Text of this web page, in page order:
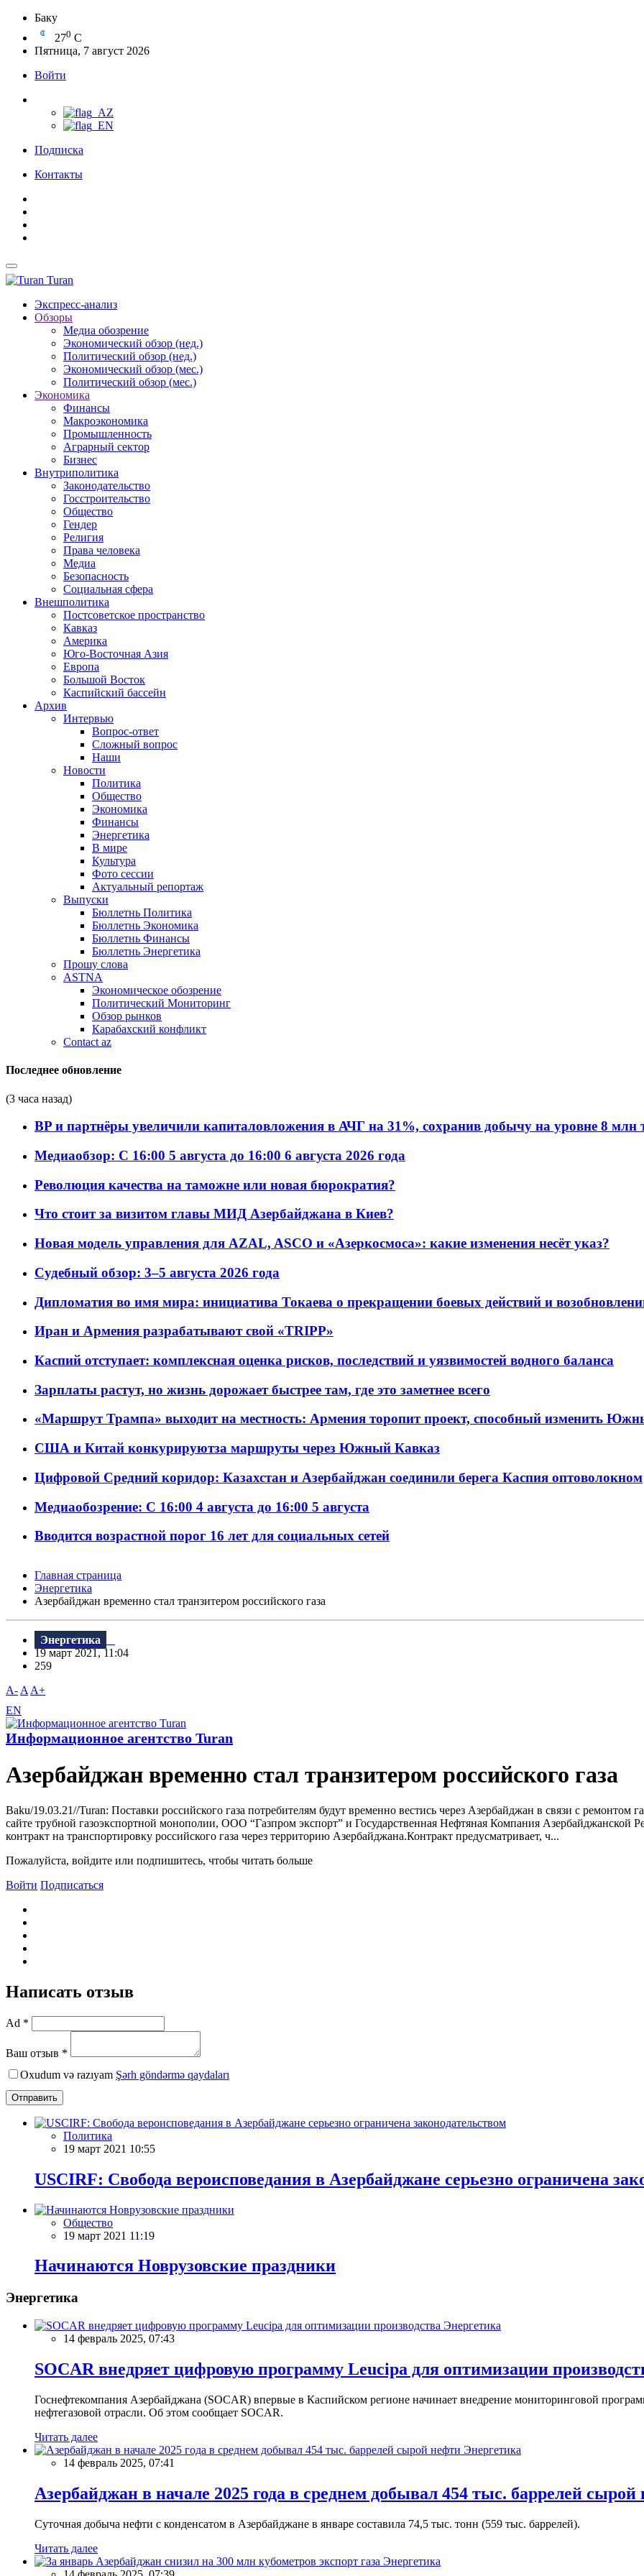
Баку
270 C
Пятница, 7 август 2026
Войти
Подписка
Контакты
Turan
Экспресс-анализ
Обзоры
Медиа обозрение
Экономический обзор (нед.)
Политический обзор (нед.)
Экономический обзор (мес.)
Политический обзор (мес.)
Экономика
Финансы
Макроэкономика
Промышленность
Аграрный сектор
Бизнес
Внутриполитика
Законодательство
Госстроительство
Общество
Гендер
Религия
Права человека
Медиа
Безопасность
Социальная сфера
Внешполитика
Постсоветское пространство
Кавказ
Америка
Юго-Восточная Азия
Европа
Большой Восток
Каспийский бассейн
Архив
Интервью
Вопрос-ответ
Сложный вопрос
Наши
Новости
Политика
Общество
Экономика
Финансы
Энергетика
В мире
Культура
Фото сессии
Актуальный репортаж
Выпуски
Бюллетнь Политика
Бюллетнь Экономика
Бюллетнь Финансы
Бюллетнь Энергетика
Прошу слова
ASTNA
Экономическое обозрение
Политический Мониторинг
Обзор рынков
Карабахский конфликт
Contact az
Последнее обновление
(3 часа назад)
BP и партнёры увеличили капиталовложения в АЧГ на 31%, сохранив добычу на уровне 8 млн
Медиаобзор: С 16:00 5 августа до 16:00 6 августа 2026 года
Революция качества на таможне или новая бюрократия?
Что стоит за визитом главы МИД Азербайджана в Киев?
Новая модель управления для AZAL, ASCO и «Азеркосмоса»: какие изменения несёт указ?
Судебный обзор: 3–5 августа 2026 года
Дипломатия во имя мира: инициатива Токаева о прекращении боевых действий и
Иран и Армения разрабатывают свой «TRIPP»
Каспий отступает: комплексная оценка рисков, последствий и уязвимостей водного баланса
Зарплаты растут, но жизнь дорожает быстрее там, где это заметнее всего
«Маршрут Трампа» выходит на местность: Армения торопит проект, способный изменить
США и Китай конкурируютза маршруты через Южный Кавказ
Цифровой Средний коридор: Казахстан и Азербайджан соединили берега Каспия оптоволокном
Медиаобозрение: С 16:00 4 августа до 16:00 5 августа
Вводится возрастной порог 16 лет для социальных сетей
Главная страница
Энергетика
Азербайджан временно стал транзитером российского газа
Энергетика
19 март 2021, 11:04
259
A- A A+
EN
Информационное агентство Turan
Азербайджан временно стал транзитером российского газа
Baku/19.03.21//Turan: Поставки российского газа потребителям будут временно вестись через Азербайджан в связи с ремонтом
сайте трубной газоэкспортной монополии, ООО “Газпром экспорт” и Государственная Нефтяная Компания Азербайджанской
контракт на транспортировку российского газа через территорию Азербайджана.Контракт предусматривает, ч...
Пожалуйста, войдите или подпишитесь, чтобы читать больше
Войти Подписаться
Написать отзыв
Ad *
Ваш отзыв *
Oxudum və razıyam Şərh göndərmə qaydaları
Отправить
Политика
19 март 2021 10:55
USCIRF: Свобода вероисповедания в Азербайджане серьезно ограничена
Общество
19 март 2021 11:19
Начинаются Новрузовские праздники
Энергетика
Энергетика
14 февраль 2025, 07:43
SOCAR внедряет цифровую программу Leucipa для оптимизации
Госнефтекомпания Азербайджана (SOCAR) впервые в Каспийском регионе начинает внедрение мониторинговой
нефтегазовой отрасли. Об этом сообщает SOCAR.
Читать далее
Энергетика
14 февраль 2025, 07:41
Азербайджан в начале 2025 года в среднем добывал 454 тыс. баррелей сырой
Суточная добыча нефти с конденсатом в Азербайджане в январе составила 74,5 тыс. тонн (559 тыс. баррелей).
Читать далее
Энергетика